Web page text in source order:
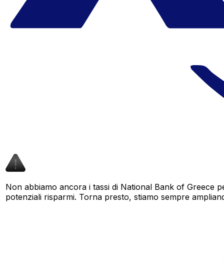
Non abbiamo ancora i tassi di National Bank of Greece
potenziali risparmi. Torna presto, stiamo sempre